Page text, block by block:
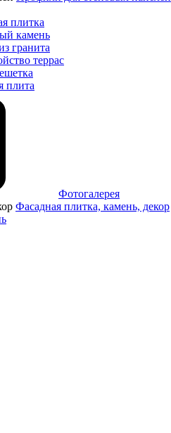
плитка
камень
гранита
террас
плита
Фотогалерея
Фасадная плитка, камень, декор